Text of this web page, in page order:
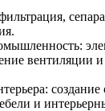
вентиляции
создание
и